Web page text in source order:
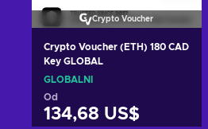
Crypto Voucher
Crypto Voucher (ETH) 180 CAD
Key GLOBAL
GLOBÁLNÍ
Od
134,68 US$